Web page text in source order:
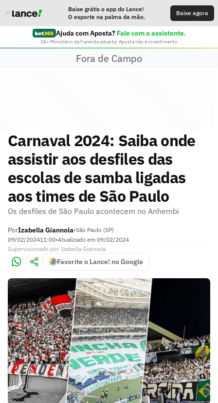
Baixe grátis o app do Lance!
O esporte na palma da mão.
Baixe agora
Ajuda com Aposta? Fale com o assistente.
18+ Ministério da Fazenda adverte: Aposta não é investimento
Fora de Campo
Carnaval 2024: Saiba onde
assistir aos desfiles das
escolas de samba ligadas
aos times de São Paulo
Os desfiles de São Paulo acontecem no Anhembi
PorIzabella Giannola•São Paulo (SP)
09/02/202411:00•Atualizado em 09/02/2024
Supervisionado por Izabella Giannola
Favorite o Lance! no Google